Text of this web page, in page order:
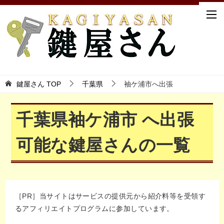
鍵屋さん TOP 千葉県 袖ケ浦市へ出張
千葉県袖ケ浦市 へ出張
可能な鍵屋さんの一覧
［PR］当サイトはサービスの提供元から紹介料等を受領す
るアフィリエイトプログラムに参加しています。